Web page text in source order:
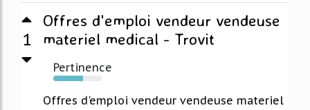
1
Offres d'emploi vendeur vendeuse
materiel medical - Trovit
Pertinence
61%
Offres d'emploi vendeur vendeuse materiel